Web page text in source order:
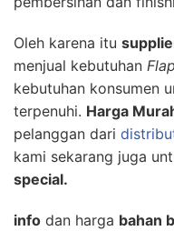
Oleh karena itu
menjual kebutuhan
kebutuhan konsumen
terpenuhi. Harga
pelanggan dari
kami sekarang juga
special.
info dan harga bahan